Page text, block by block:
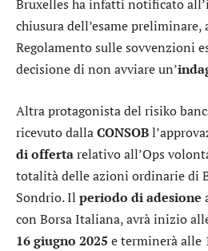
Bruxelles ha infatti notificato
chiusura dell’esame preliminare,
Regolamento sulle sovvenzioni
decisione di non avviare un’
Altra protagonista del risiko
ricevuto dallaCONSOB
di offertarelativo all’Ops
totalità delle azioni ordinarie di
Sondrio. Il periodo di adesione
con Borsa Italiana, avrà inizio
16 giugno 2025 e terminerà alle